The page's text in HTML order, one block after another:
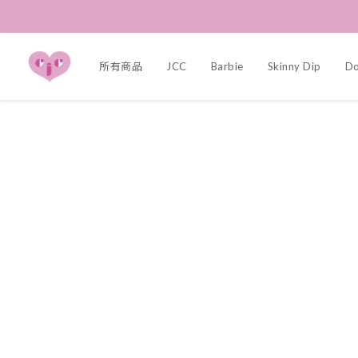
所有商品 JCC Barbie Skinny Dip